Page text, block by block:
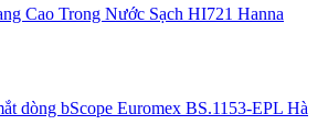
Cao Trong Nước Sạch HI721 Hanna
dòng bScope Euromex BS.1153-EPL Hà